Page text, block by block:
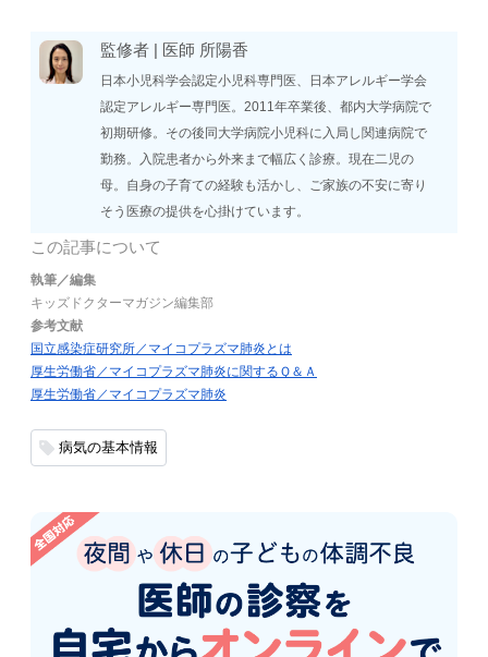
監修者 | 医師 所陽香
日本小児科学会認定小児科専門医、日本アレルギー学会
認定アレルギー専門医。2011年卒業後、都内大学病院で
初期研修。その後同大学病院小児科に入局し関連病院で
勤務。入院患者から外来まで幅広く診療。現在二児の
母。自身の子育ての経験も活かし、ご家族の不安に寄り
そう医療の提供を心掛けています。
この記事について
執筆／編集
キッズドクターマガジン編集部
参考文献
国立感染症研究所／マイコプラズマ肺炎とは
厚生労働省／マイコプラズマ肺炎に関するＱ＆Ａ
厚生労働省／マイコプラズマ肺炎
病気の基本情報